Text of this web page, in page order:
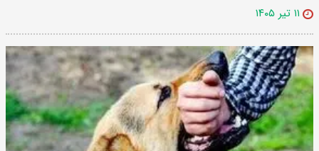
۱۱ تیر ۱۴۰۵